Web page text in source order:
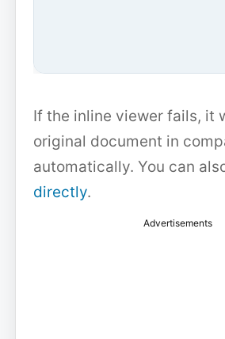
If the inline viewer fails, it
original document in
automatically. You can
directly.
Advertisements